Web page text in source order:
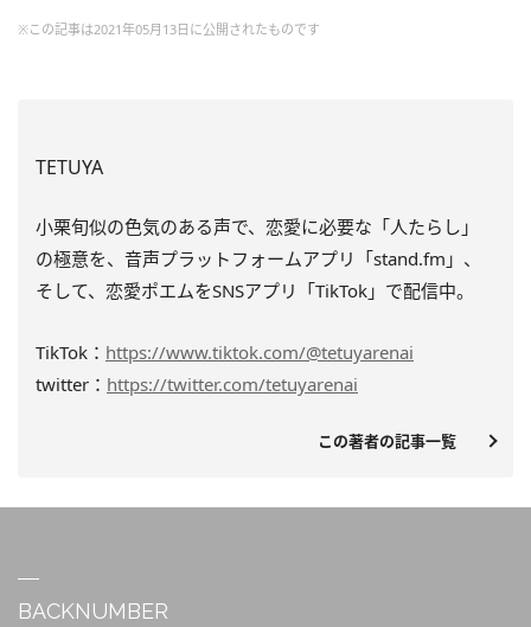
※この記事は2021年05月13日に公開されたものです
TETUYA
小栗旬似の色気のある声で、恋愛に必要な「人たらし」
の極意を、音声プラットフォームアプリ「stand.fm」、
そして、恋愛ポエムをSNSアプリ「TikTok」で配信中。
TikTok： https://www.tiktok.com/@tetuyarenai
twitter： https://twitter.com/tetuyarenai
この著者の記事一覧
BACKNUMBER